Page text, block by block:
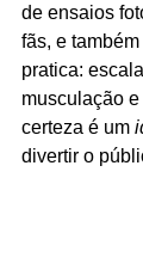
de ensaios
fãs, e
pratica:
musculação
certeza é um
divertir o